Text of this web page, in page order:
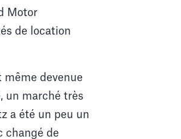
Motor
de location
même devenue
un marché très
a été un peu un
changé de